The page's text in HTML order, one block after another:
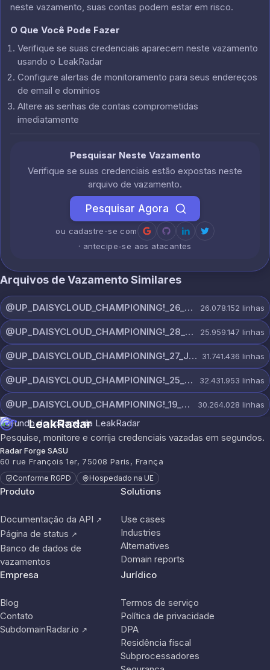
neste vazamento, suas contas podem estar em risco.
O Que Você Pode Fazer
Verifique se suas credenciais aparecem neste vazamento
usando o LeakRadar
Configure alertas de monitoramento para seus endereços
de email e domínios
Altere as senhas de contas comprometidas
imediatamente
Pesquisar Neste Vazamento
Verifique se suas credenciais estão expostas neste
arquivo de vazamento.
Pesquisar Agora
ou cadastre-se com
· antecipe-se aos atacantes
Arquivos de Vazamento Similares
@UP_DAISYCLOUD_CHAMPIONING!_26_JULY_5597_ON_CHANNEL.rar 26.078.152 linhas
@UP_DAISYCLOUD_CHAMPIONING!_28_JULY_5218_ON_CHANNEL.rar 25.959.147 linhas
@UP_DAISYCLOUD_CHAMPIONING!_27_JULY_5982_ON_CHANNEL.rar 31.741.436 linhas
@UP_DAISYCLOUD_CHAMPIONING!_25_JULY_5797_ON_CHANNEL.rar 32.431.953 linhas
@UP_DAISYCLOUD_CHAMPIONING!_19_JULY_5790_ON_CHANNEL.rar 30.264.028 linhas
LeakRadar
Pesquise, monitore e corrija credenciais vazadas em segundos.
Radar Forge SASU
60 rue François 1er, 75008 Paris, França
Conforme RGPD Hospedado na UE
Produto
Documentação da API ↗
Página de status ↗
Banco de dados de
vazamentos
Solutions
Use cases
Industries
Alternatives
Domain reports
Empresa
Blog
Contato
SubdomainRadar.io ↗
Jurídico
Termos de serviço
Política de privacidade
DPA
Residência fiscal
Subprocessadores